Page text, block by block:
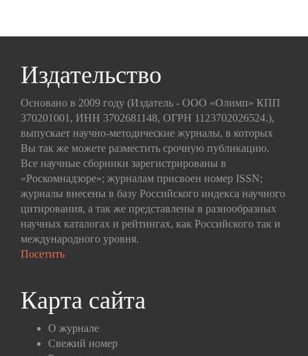
Издательство
Основано в 2009 году (Издатель - ООО «Олимп» КПП
370201001, ИНН 3702681148, ОГРН 1123702026524.),
выпускает научно-методические журналы, в которых
Вы так же можете разместить срочную публикацию.
Все научные сборники зарегистрированы в
«Роскомнадзоре»; журналам присвоен номер ISSN;
журналы внесены в базу Российского индекса научного
цитирования, а так же представлены в разнообразных
научных каталогах и рейтингах, как Российского так и
международного уровня.
Посетить
Карта сайта
О журнале
Свежий номер